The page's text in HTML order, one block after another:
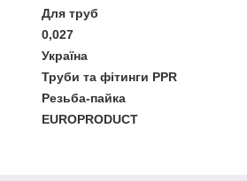
Для труб
0,027
Україна
Труби та фітинги PPR
Резьба-пайка
EUROPRODUCT